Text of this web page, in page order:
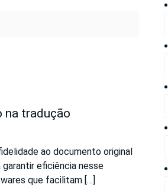
na tradução
ao documento original
eficiência nesse
que facilitam[…]